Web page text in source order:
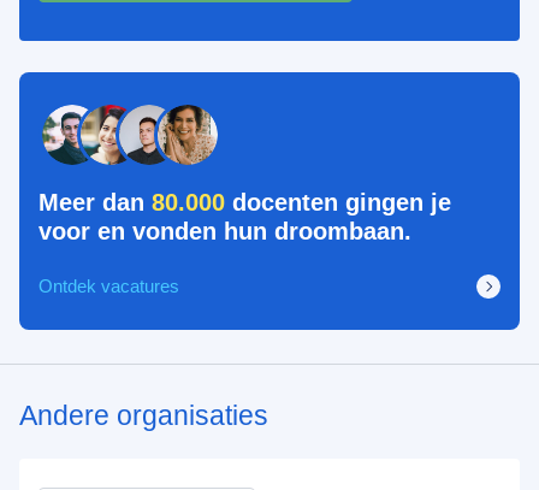
Meer dan 80.000 docenten gingen je
voor en vonden hun droombaan.
Ontdek vacatures
Andere organisaties